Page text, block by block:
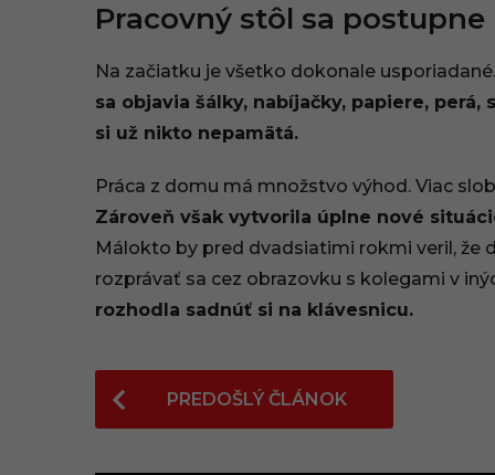
Pracovný stôl sa
Na začiatku je všetko dokonale
sa objavia šálky, nabíjačky, papiere,
si už nikto nepamätá.
Práca z domu má množstvo výhod. Viac
Zároveň však vytvorila úplne nové
Málokto by pred dvadsiatimi rokmi veril, že
rozprávať sa cez obrazovku s kolegami v
rozhodla sadnúť si na klávesnicu.
P
o
PREDOŠLÝ ČLÁNOK